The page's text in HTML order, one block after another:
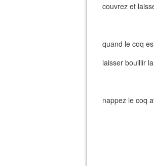
couvrez et
quand le coq
laisser bouillir
nappez le coq